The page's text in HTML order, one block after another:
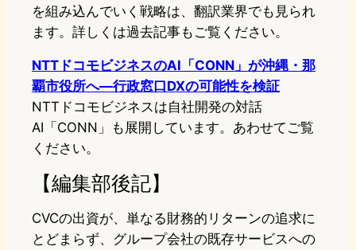
を組み込んでいく戦略は、翻訳業界でも見られ
ます。詳しくは過去記事もご覧ください。
NTTドコモビジネスのAI「CONN」が沖縄・那
覇市役所へ—行政窓口DXの可能性を検証
NTTドコモビジネスは自社開発の対話
AI「CONN」も展開しています。あわせてご覧
ください。
【編集部後記】
CVCの出資が、単なる財務的リターンの追求に
とどまらず、グループ会社の既存サービスへの